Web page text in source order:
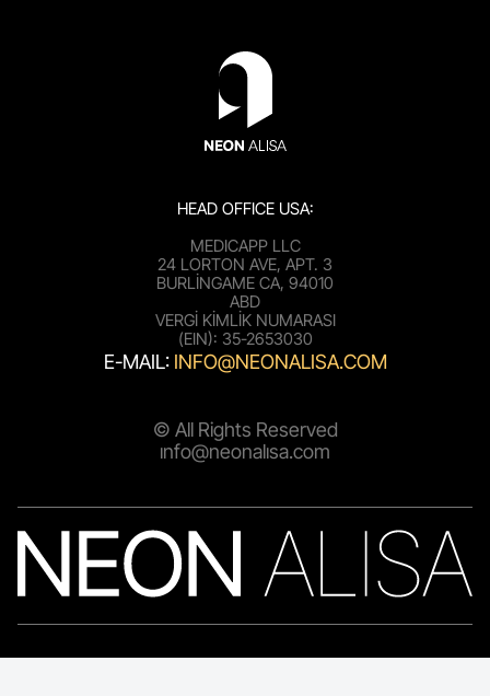
HEAD OFFICE USA:
MEDICAPP LLC
24 LORTON AVE, APT. 3
BURLINGAME CA, 94010
ABD
VERGI KIMLIK NUMARASI
(EIN): 35-2653030
E-MAIL: INFO@NEONALISA.COM
© All Rights Reserved
info@neonalisa.com